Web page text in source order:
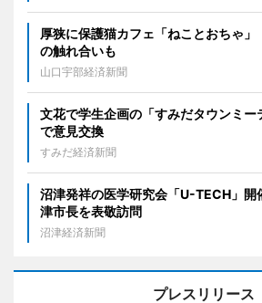
厚狭に保護猫カフェ「ねことおちゃ
の触れ合いも
山口宇部経済新聞
文花で学生企画の「すみだタウンミ
で意見交換
すみだ経済新聞
沼津発祥の医学研究会「U-TECH」
津市長を表敬訪問
沼津経済新聞
プレスリリース